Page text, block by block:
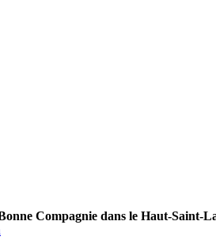
Compagnie dans le Haut-Saint-